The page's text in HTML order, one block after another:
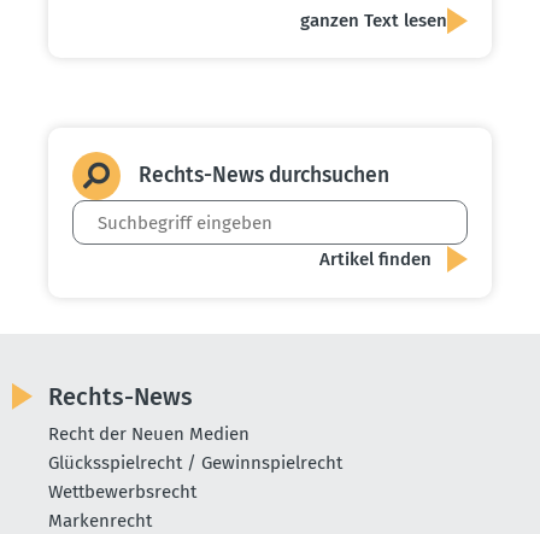
ganzen Text lesen
Rechts-News durch­suchen
Rechts-News
Recht der Neuen Medien
Glücksspielrecht / Gewinnspielrecht
Wettbewerbsrecht
Markenrecht